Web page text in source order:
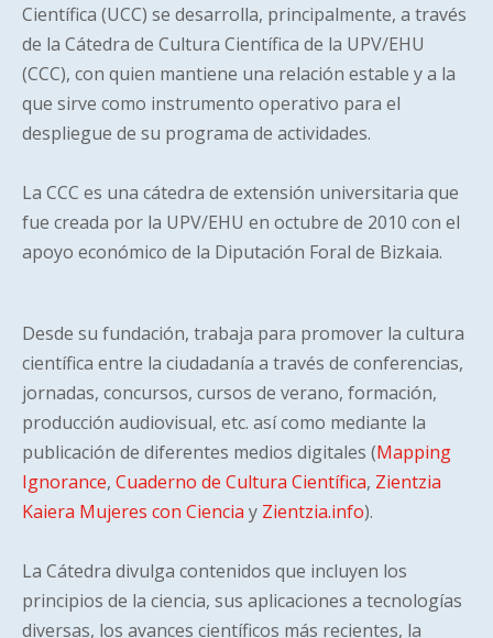
Científica (UCC) se desarrolla, principalmente, a través
de la Cátedra de Cultura Científica de la UPV/EHU
(CCC), con quien mantiene una relación estable y a la
que sirve como instrumento operativo para el
despliegue de su programa de actividades.
La CCC es una cátedra de extensión universitaria que
fue creada por la UPV/EHU en octubre de 2010 con el
apoyo económico de la Diputación Foral de Bizkaia.
Desde su fundación, trabaja para promover la cultura
científica entre la ciudadanía a través de conferencias,
jornadas, concursos, cursos de verano, formación,
producción audiovisual, etc. así como mediante la
publicación de diferentes medios digitales (Mapping
Ignorance, Cuaderno de Cultura Científica, Zientzia
Kaiera Mujeres con Ciencia y Zientzia.info).
La Cátedra divulga contenidos que incluyen los
principios de la ciencia, sus aplicaciones a tecnologías
diversas, los avances científicos más recientes, la